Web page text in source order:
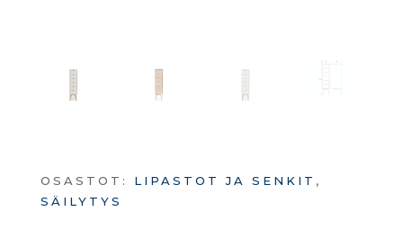
OSASTOT: LIPASTOT JA SENKIT ,
SÄILYTYS